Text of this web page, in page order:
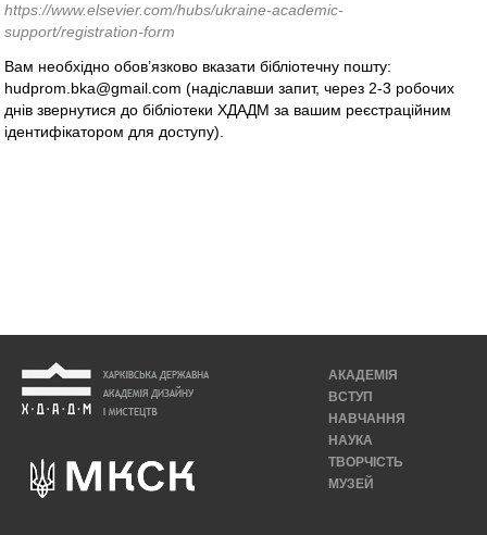
https://www.elsevier.com/hubs/ukraine-academic-
support/registration-form
Вам необхідно обов’язково вказати бібліотечну пошту:
hudprom.bka@gmail.com (надіславши запит, через 2-3 робочих
днів звернутися до бібліотеки ХДАДМ за вашим реєстраційним
ідентифікатором для доступу).
АКАДЕМІЯ
ВСТУП
НАВЧАННЯ
НАУКА
ТВОРЧІСТЬ
МУЗЕЙ